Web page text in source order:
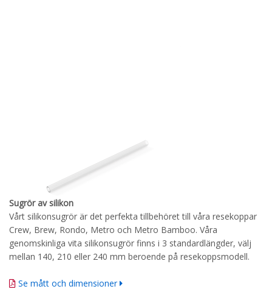
Sugrör av silikon
Vårt silikonsugrör är det perfekta tillbehöret till våra resekoppar
Crew, Brew, Rondo, Metro och Metro Bamboo. Våra
genomskinliga vita silikonsugrör finns i 3 standardlängder, välj
mellan 140, 210 eller 240 mm beroende på resekoppsmodell.
Se mått och dimensioner